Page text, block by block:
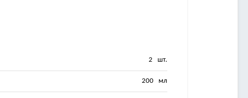
2 шт.
200 мл